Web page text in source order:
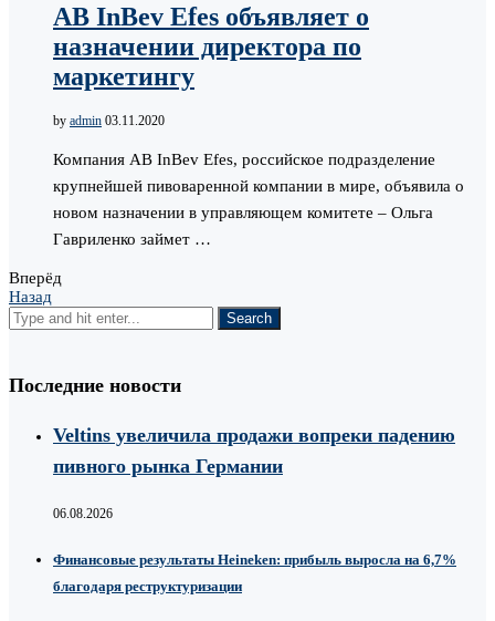
AB InBev Efes объявляет о
назначении директора по
маркетингу
by admin 03.11.2020
Компания AB InBev Efes, российское подразделение
крупнейшей пивоваренной компании в мире, объявила о
новом назначении в управляющем комитете – Ольга
Гавриленко займет …
Вперёд
Назад
Последние новости
Veltins увеличила продажи вопреки падению
пивного рынка Германии
06.08.2026
Финансовые результаты Heineken: прибыль выросла на 6,7%
благодаря реструктуризации